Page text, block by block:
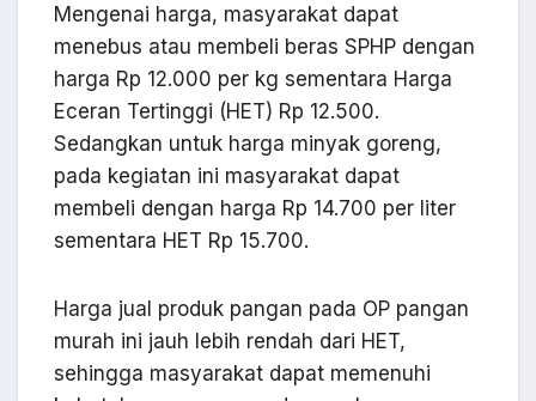
Mengenai harga, masyarakat dapat
menebus atau membeli beras SPHP dengan
harga Rp 12.000 per kg sementara Harga
Eceran Tertinggi (HET) Rp 12.500.
Sedangkan untuk harga minyak goreng,
pada kegiatan ini masyarakat dapat
membeli dengan harga Rp 14.700 per liter
sementara HET Rp 15.700.
Harga jual produk pangan pada OP pangan
murah ini jauh lebih rendah dari HET,
sehingga masyarakat dapat memenuhi